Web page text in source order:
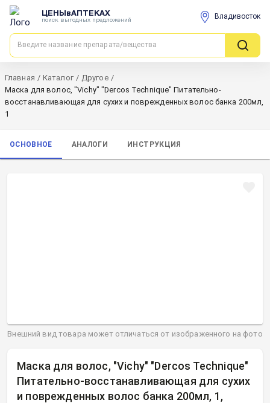
ЦЕНЫвАПТЕКАХ
поиск выгодных предложений Владивосток
Главная / Каталог / Другое /
Маска для волос, "Vichy" "Dercos Technique" Питательно-
восстанавливающая для сухих и поврежденных волос банка 200мл,
1
ОСНОВНОЕ АНАЛОГИ ИНСТРУКЦИЯ
Маска для волос, "Vichy" "Dercos Technique"
Питательно-восстанавливающая для сухих
и поврежденных волос банка 200мл, 1 ,
Внешний вид товара может отличаться от изображенного на фото